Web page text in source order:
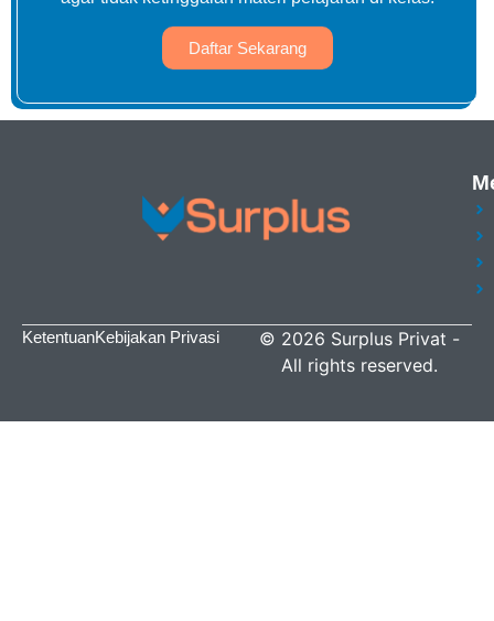
Daftar Sekarang
KetentuanKebijakan Privasi © 2026 Surplus Privat -
All rights reserved.